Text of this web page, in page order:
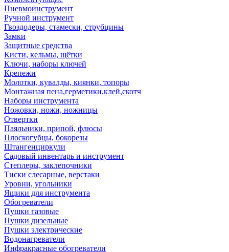
Пневмоинструмент
Ручной инструмент
Гвоздодеры, стамески, струбцины
Замки
Защитные средства
Кисти, кельмы, щётки
Ключи, наборы ключей
Крепежи
Молотки, кувалды, киянки, топоры
Монтажная пена,герметики,клей,скотч
Наборы инструмента
Ножовки, ножи, ножницы
Отвертки
Паяльники, припой, флюсы
Плоскогубцы, бокорезы
Штангенциркули
Садовый инвентарь и инструмент
Степлеры, заклепочники
Тиски слесарные, верстаки
Уровни, угольники
Ящики для инструмента
Обогреватели
Пушки газовые
Пушки дизельные
Пушки электрические
Водонагреватели
Инфракрасные обогреватели